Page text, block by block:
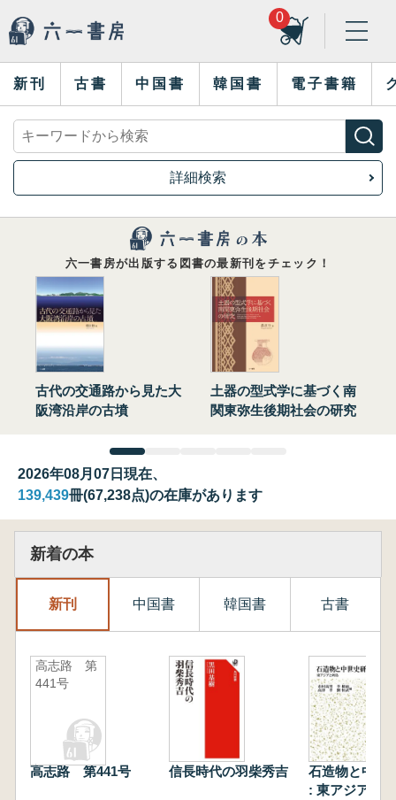
0
新刊 古書 中国書 韓国書 電子書籍
詳細検索
六一書房が出版する図書の最新刊をチェック！
古代の交通路から見た大
阪湾沿岸の古墳
土器の型式学に基づく南
関東弥生後期社会の研究
2026年08月07日現在、
139,439冊(67,238点)の在庫があります
新着の本
新刊 中国書 韓国書 古書
高志路 第
441号
高志路 第441号 信長時代の羽柴秀吉
石造物と中世
: 東アジアと